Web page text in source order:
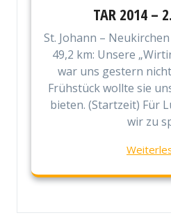
TAR 2014 –
St. Johann –
49,2 km: Unsere
war uns gestern
Frühstück wollte sie
bieten. (Startzeit) Für
wir zu